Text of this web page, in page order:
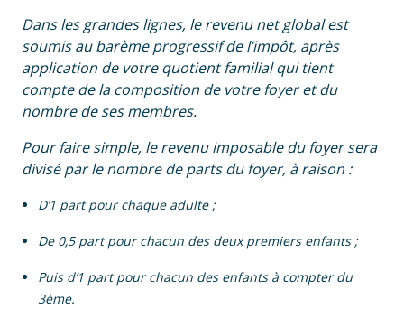
Dans les grandes lignes, le revenu net global est
soumis au barème progressif de l’impôt, après
application de votre quotient familial qui tient
compte de la composition de votre foyer et du
nombre de ses membres.
Pour faire simple, le revenu imposable du foyer sera
divisé par le nombre de parts du foyer, à raison :
D’1 part pour chaque adulte ;
De 0,5 part pour chacun des deux premiers enfants ;
Puis d’1 part pour chacun des enfants à compter du
3ème.